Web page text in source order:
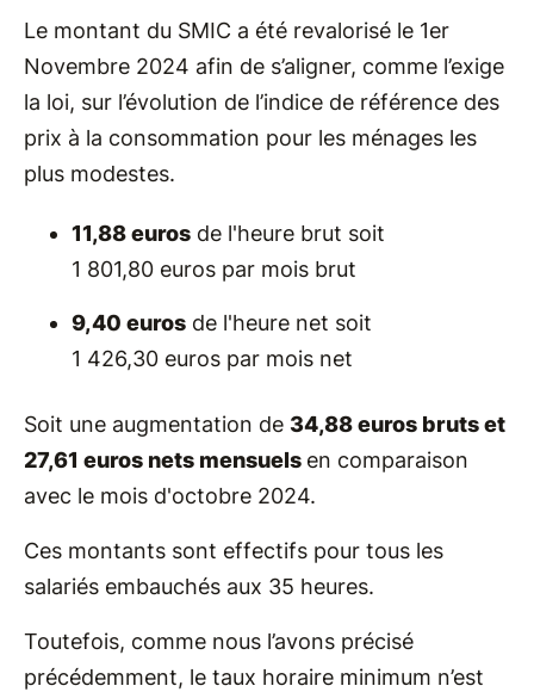
Le montant du SMIC a été revalorisé le 1er
Novembre 2024 afin de s’aligner, comme l’exige
la loi, sur l’évolution de l’indice de référence des
prix à la consommation pour les ménages les
plus modestes.
11,88 euros de l'heure brut soit
1 801,80 euros par mois brut
9,40 euros de l'heure net soit
1 426,30 euros par mois net
Soit une augmentation de 34,88 euros bruts et
27,61 euros nets mensuels en comparaison
avec le mois d'octobre 2024.
Ces montants sont effectifs pour tous les
salariés embauchés aux 35 heures.
Toutefois, comme nous l’avons précisé
précédemment, le taux horaire minimum n’est